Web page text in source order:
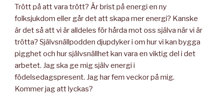
Trött på att vara trött? Är brist på energi en ny
folksjukdom eller går det att skapa mer energi? Kanske
är det så att vi är alldeles för hårda mot oss själva när vi är
trötta? Självsnällpodden djupdyker i om hur vi kan bygga
pigghet och hur självsnällhet kan vara en viktig del i det
arbetet. Jag ska ge mig själv energi i
födelsedagspresent. Jag har fem veckor på mig.
Kommer jag att lyckas?